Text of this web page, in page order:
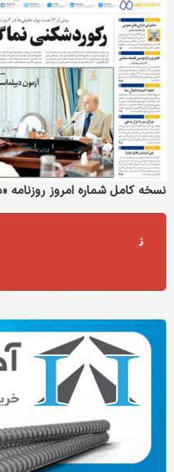
نسخه کامل شماره امروز روزنامه